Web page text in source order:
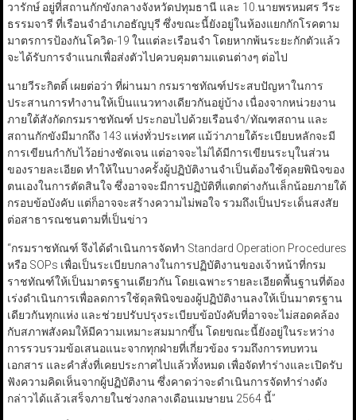
วารักษ์ อยู่ที่สถานกักขังกลางจังหวัดปทุมธานี และ 10.นายพรหมศร วีระ
ธรรมจารี ที่เรือนจำอำเภอธัญบุรี ซึ่งขณะนี้ยังอยู่ในห้องแยกกักโรคตาม
มาตรการป้องกันโควิด-19 ในแต่ละเรือนจำ โดยหากพ้นระยะกักตัวแล้ว
จะได้รับการจำแนกเพื่อส่งตัวไปควบคุมตามแดนต่างๆ ต่อไป
นายวีระกิตติ์ เผยต่อว่า ที่ผ่านมา กรมราชทัณฑ์ประสบปัญหาในการ
ประสานการทำงานให้เป็นแนวทางเดียวกันอยู่บ้าง เนื่องจากหน่วยงาน
ภายใต้สังกัดกรมราชทัณฑ์ ประกอบไปด้วยเรือนจำ/ทัณฑสถาน และ
สถานกักขังมีมากถึง 143 แห่งทั่วประเทศ แม้ว่าภายใต้ระเบียบหลักจะมี
การเขียนกำกับไว้อย่างชัดเจน แต่อาจจะไม่ได้มีการเขียนระบุในส่วน
ของรายละเอียด ทำให้ในบางครั้งผู้ปฏิบัติงานจำเป็นต้องใช้ดุลยพินิจของ
ตนเองในการตัดสินใจ ซึ่งอาจจะมีการปฏิบัติที่แตกต่างกันเล็กน้อยภายใต้
กรอบข้อบังคับ แต่ก็อาจจะสร้างความไม่พอใจ รวมถึงเป็นประเด็นสงสัย
ต่อสาธารณชนตามที่เป็นข่าว
“กรมราชทัณฑ์ จึงได้ดำเนินการจัดทำ Standard Operation Procedures
หรือ SOPs เพื่อเป็นระเบียบกลางในการปฏิบัติงานของเจ้าหน้าที่กรม
ราชทัณฑ์ให้เป็นมาตรฐานเดียวกัน โดยเฉพาะรายละเอียดพื้นฐานที่ต้อง
เร่งดำเนินการเพื่อลดการใช้ดุลพินิจของผู้ปฏิบัติงานลงให้เป็นมาตรฐาน
เดียวกันทุกแห่ง และช่วยปรับปรุงระเบียบข้อบังคับที่อาจจะไม่สอดคล้อง
กับสภาพสังคมให้มีความเหมาะสมมากขึ้น โดยขณะนี้ยังอยู่ในระหว่าง
การรวบรวมข้อเสนอแนะจากทุกฝ่ายที่เกี่ยวข้อง รวมถึงการทบทวน
เอกสาร และคำสั่งที่เคยประกาศไปแล้วทั้งหมด เพื่อจัดทำร่างและเปิดรับ
ฟังความคิดเห็นจากผู้ปฏิบัติงาน ซึ่งคาดว่าจะดำเนินการจัดทำร่างดัง
กล่าวได้แล้วเสร็จภายในช่วงกลางเดือนเมษายน 2564 นี้”